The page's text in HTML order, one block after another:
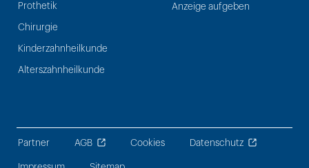
Prothetik
Chirurgie
Kinderzahnheilkunde
Alterszahnheilkunde
Anzeige aufgeben
Partner AGB Cookies Datenschutz